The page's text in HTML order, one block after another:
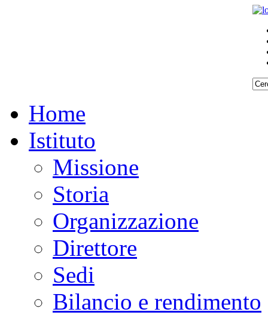
Home
Istituto
Missione
Storia
Organizzazione
Direttore
Sedi
Bilancio e rendimento